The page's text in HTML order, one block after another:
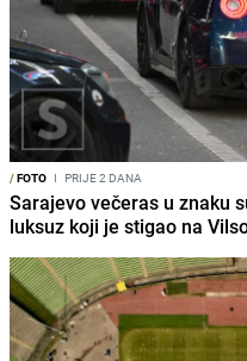
/FOTO I PRIJE 2 DANA
Sarajevo večeras u znaku
luksuz koji je stigao na